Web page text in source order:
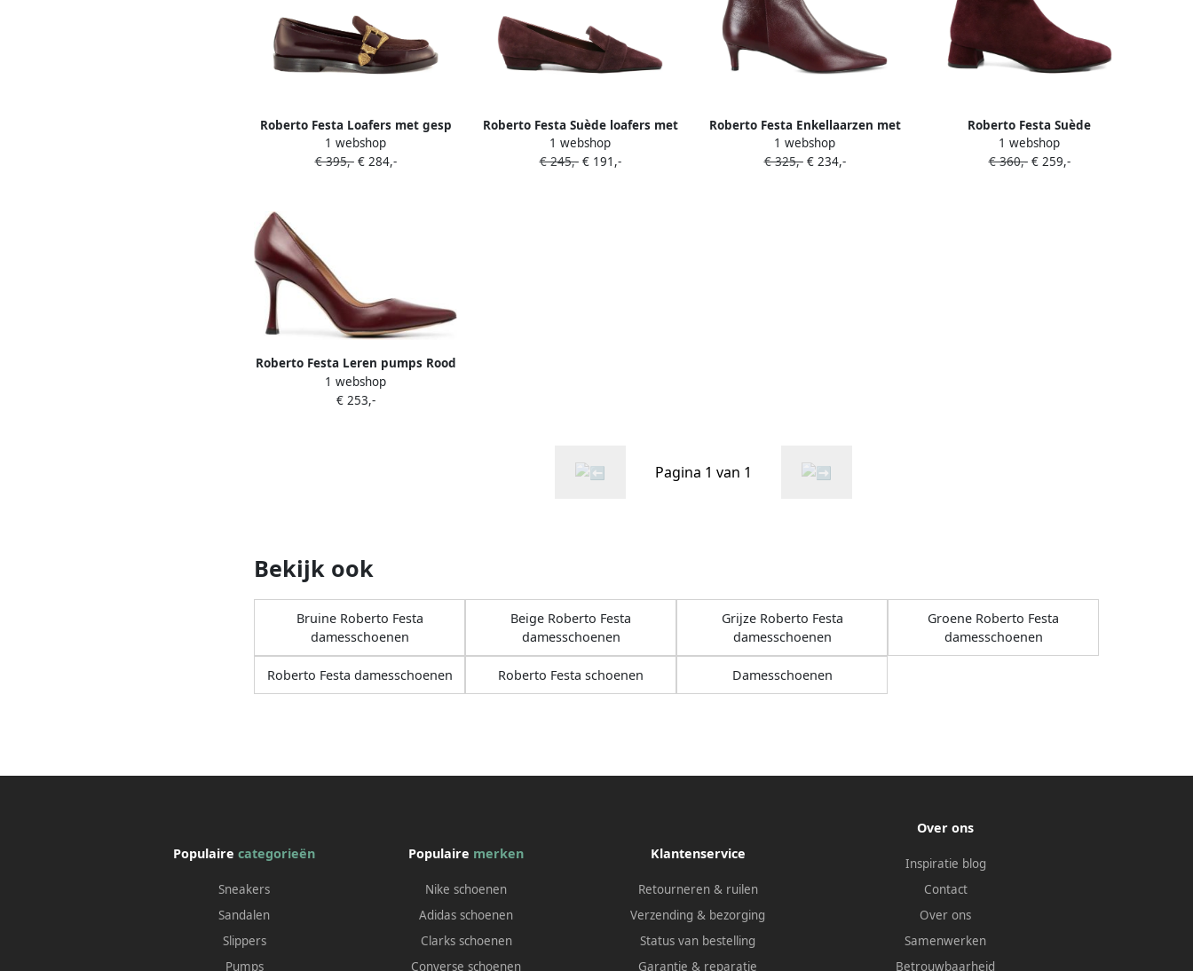
Roberto Festa Loafers met gesp
Rood
1 webshop
€ 395,-€ 284,-
Roberto Festa Suède loafers met
vierkante neus Rood
1 webshop
€ 245,-€ 191,-
Roberto Festa Enkellaarzen met
puntige neus Rood
1 webshop
€ 325,-€ 234,-
Roberto Festa Suède
enkellaarzen met ritssluiting
Rood
1 webshop
€ 360,-€ 259,-
Roberto Festa Leren pumps Rood
1 webshop
€ 253,-
Pagina 1 van 1
Bekijk ook
Bruine Roberto Festa
damesschoenen
Beige Roberto Festa
damesschoenen
Grijze Roberto Festa
damesschoenen
Groene Roberto Festa
damesschoenen
Roberto Festa damesschoenen Roberto Festa schoenen Damesschoenen
Populairecategorieën
Sneakers
Sandalen
Slippers
Pumps
Populaire merken
Nike schoenen
Adidas schoenen
Clarks schoenen
Converse schoenen
Klantenservice
Retourneren & ruilen
Verzending & bezorging
Status van bestelling
Garantie & reparatie
Over ons
Inspiratie blog
Contact
Over ons
Samenwerken
Betrouwbaarheid